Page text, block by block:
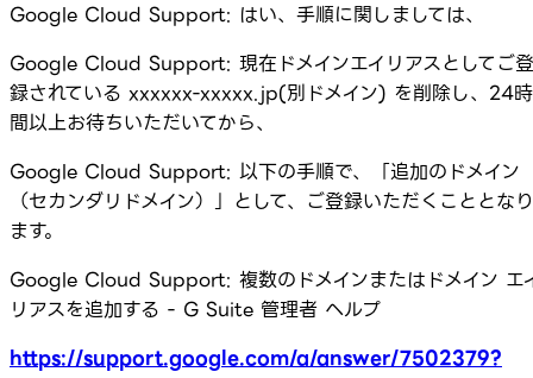
Google Cloud Support: はい、手順に関しましては、
Google Cloud Support: 現在ドメインエイリアスとしてご登
録されている xxxxxx-xxxxx.jp(別ドメイン) を削除し、24時
間以上お待ちいただいてから、
Google Cloud Support: 以下の手順で、「追加のドメイン
（セカンダリドメイン）」として、ご登録いただくこととなり
ます。
Google Cloud Support: 複数のドメインまたはドメイン エ
リアスを追加する - G Suite 管理者 ヘルプ
https://support.google.com/a/answer/7502379?